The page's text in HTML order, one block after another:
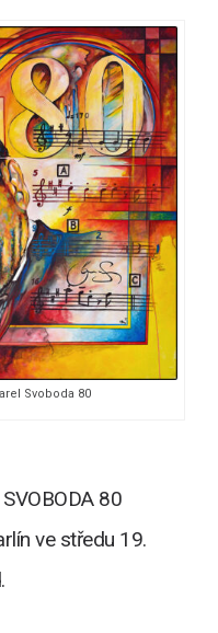
Svoboda 80
80
ve středu 19.